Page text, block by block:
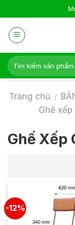
to
content
Tìm
kiếm:
Trang chủ /
Ghế
Ghế Xếp
-12%